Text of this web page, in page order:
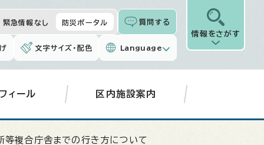
緊急情報なし 防災ポータル 質問する
文字サイズ・配色 Language
情報をさがす
ィール 区内施設案内
複合庁舎までの行き方について